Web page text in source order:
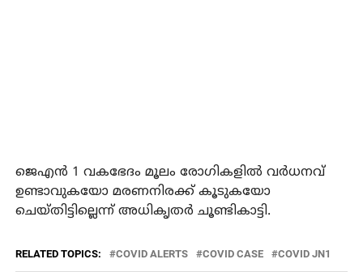
ജെഎന്‍ 1 വകഭേദം മൂലം രോഗികളില്‍ വര്‍ധനവ്
ഉണ്ടാവുകയോ മരണനിരക്ക് കൂടുകയോ
ചെയ്തിട്ടില്ലെന്ന് അധികൃതര്‍ ചൂണ്ടികാട്ടി.
RELATED TOPICS: COVID ALERTS COVID CASE COVID JN1